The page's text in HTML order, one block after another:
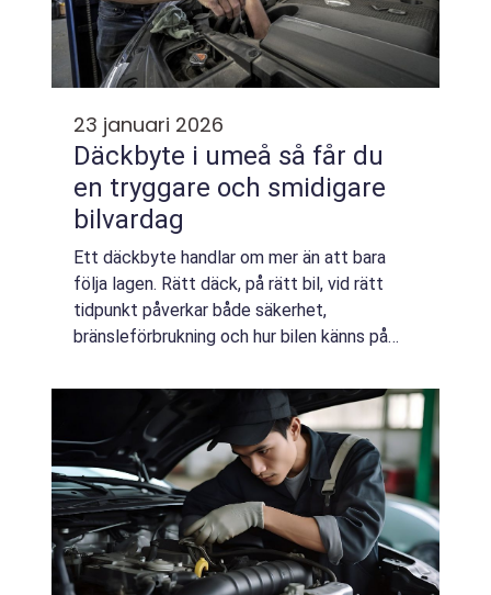
23 januari 2026
Däckbyte i umeå så får du
en tryggare och smidigare
bilvardag
Ett däckbyte handlar om mer än att bara
följa lagen. Rätt däck, på rätt bil, vid rätt
tidpunkt påverkar både säkerhet,
bränsleförbrukning och hur bilen känns på
väderomslag och ofta isiga vägbanor, blir